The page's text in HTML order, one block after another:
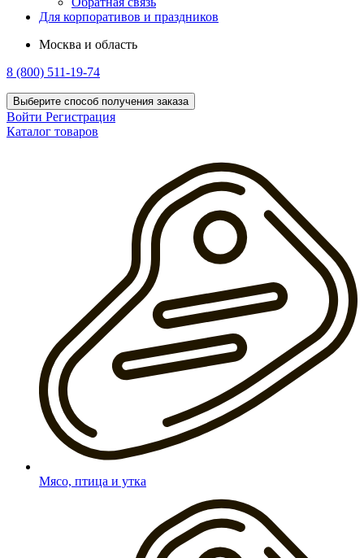
Для корпоративов и праздников
Москва и область
8 (800) 511-19-74
Выберите способ получения заказа
Войти Регистрация
Каталог товаров
Мясо, птица и утка